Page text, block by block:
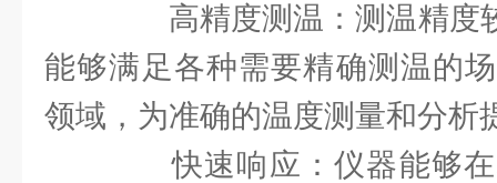
高精度测温：测温精度
能够满足各种需要精确测温的
领域，为准确的温度测量和分析
快速响应：仪器能够在